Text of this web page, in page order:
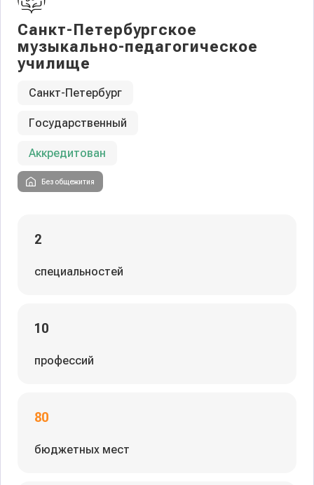
Санкт-Петербургское
музыкально-педагогическое
училище
Санкт-Петербург
Государственный
Аккредитован
Без общежития
2
специальностей
10
профессий
80
бюджетных мест